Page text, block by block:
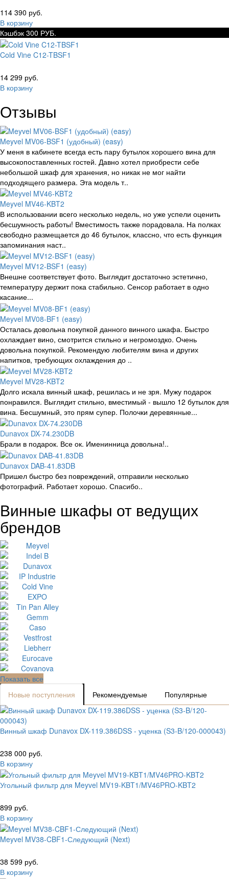
114 390 руб.
В корзину
Кэшбэк 300 РУБ.
Cold Vine C12-TBSF1
14 299 руб.
В корзину
Отзывы
Meyvel MV06-BSF1 (удобный) (easy)
У меня в кабинете всегда есть пару бутылок хорошего вина для
высокопоставленных гостей. Давно хотел приобрести себе
небольшой шкаф для хранения, но никак не мог найти
подходящего размера. Эта модель т..
Meyvel MV46-KBT2
В использовании всего несколько недель, но уже успели оценить
бесшумность работы! Вместимость также порадовала. На полках
свободно размещается до 46 бутылок, классно, что есть функция
запоминания наст..
Meyvel MV12-BSF1 (easy)
Внешне соответствует фото. Выглядит достаточно эстетично,
температуру держит пока стабильно. Сенсор работает в одно
касание...
Meyvel MV08-BF1 (easy)
Осталась довольна покупкой данного винного шкафа. Быстро
охлаждает вино, смотрится стильно и негромоздко. Очень
довольна покупкой. Рекомендую любителям вина и других
напитков, требующих охлаждения до ..
Meyvel MV28-KBT2
Долго искала винный шкаф, решилась и не зря. Мужу подарок
понравился. Выглядит стильно, вместимый - вышло 12 бутылок для
вина. Бесшумный, это прям супер. Полочки деревянные...
Dunavox DX-74.230DB
Брали в подарок. Все ок. Именинница довольна!..
Dunavox DAB-41.83DB
Пришел быстро без повреждений, отправили несколько
фотографий. Работает хорошо. Спасибо..
Винные шкафы от ведущих
брендов
Показать все
Новые поступления
Рекомендуемые Популярные
Винный шкаф Dunavox DX-119.386DSS - уценка (S3-B/120-000043)
238 000 руб.
В корзину
Угольный фильтр для Meyvel MV19-KBT1/MV46PRO-KBT2
899 руб.
В корзину
Meyvel MV38-CBF1-Следующий (Next)
38 599 руб.
В корзину